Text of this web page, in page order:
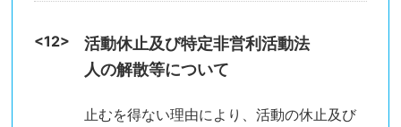
活動休止及び特定非営利活動法
人の解散等について
止むを得ない理由により、活動の休止及び